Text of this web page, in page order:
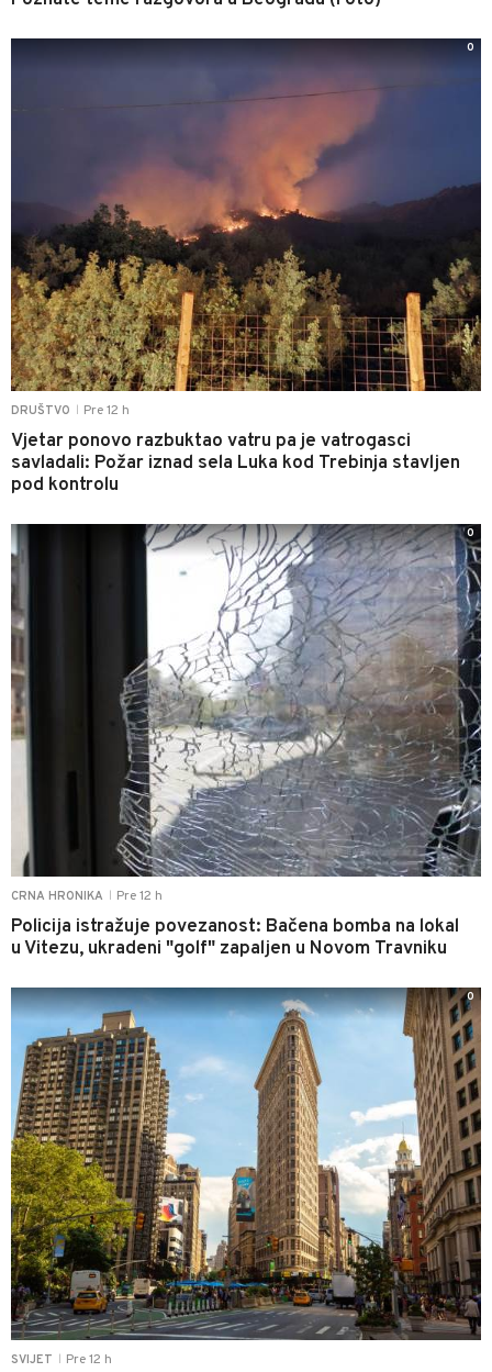
DRUŠTVO Pre 12 h
Vjetar ponovo razbuktao vatru pa je vatrogasci
savladali: Požar iznad sela Luka kod Trebinja stavljen
pod kontrolu
0
CRNA HRONIKA Pre 12 h
Policija istražuje povezanost: Bačena bomba na lokal
u Vitezu, ukradeni "golf" zapaljen u Novom Travniku
0
SVIJET Pre 12 h
0